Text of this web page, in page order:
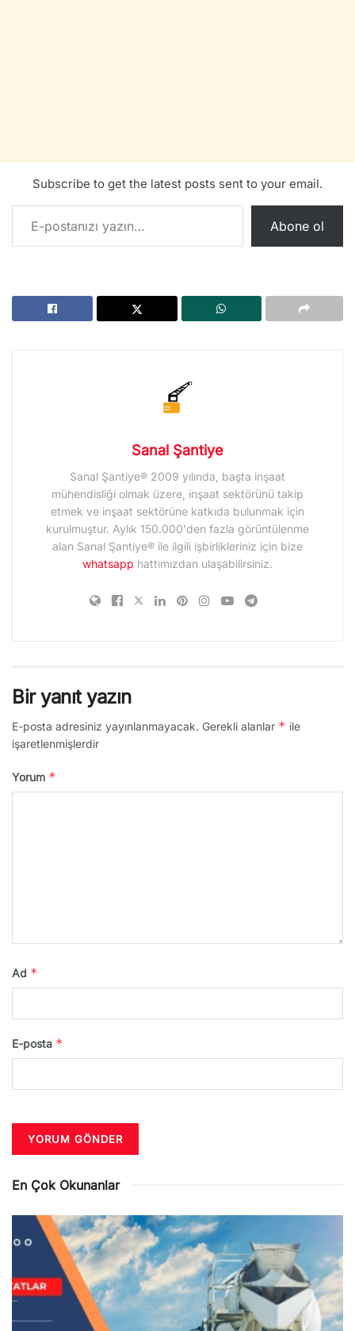
Subscribe to get the latest posts sent to your email.
E-postanızı yazın…
Abone ol
Sanal Şantiye
Sanal Şantiye® 2009 yılında, başta inşaat
mühendisliği olmak üzere, inşaat sektörünü takip
etmek ve inşaat sektörüne katkıda bulunmak için
kurulmuştur. Aylık 150.000'den fazla görüntülenme
alan Sanal Şantiye® ile ilgili işbirlikleriniz için bize
whatsapp hattımızdan ulaşabilirsiniz.
Bir yanıt yazın
E-posta adresiniz yayınlanmayacak. Gerekli alanlar * ile
işaretlenmişlerdir
Yorum *
Ad *
E-posta *
En Çok Okunanlar